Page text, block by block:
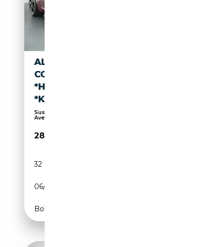
ALFA ROMEO GIULIA
COMPETIZIONE
*HARMAN&KARDON*MEMORY
*KAMERA
Suspension sport, Sièges électriques, 4x4,
Avertis...
28 999€
32 000 km
06/2023
Boîte automatique